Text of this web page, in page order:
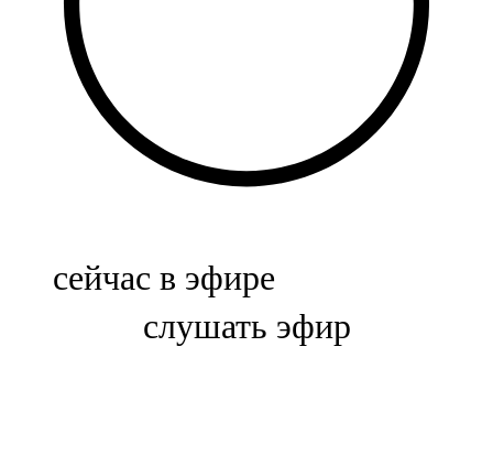
104,9 FM
Баулы
107,5 FM
Биләр
Болгар
сейчас в эфире
слушать эфир